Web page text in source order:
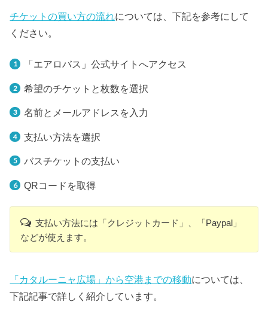
チケットの買い方の流れについては、下記を参考にして
ください。
「エアロバス」公式サイトへアクセス
希望のチケットと枚数を選択
名前とメールアドレスを入力
支払い方法を選択
バスチケットの支払い
QRコードを取得
支払い方法には「クレジットカード」、「Paypal」
などが使えます。
「カタルーニャ広場」から空港までの移動については、
下記記事で詳しく紹介しています。